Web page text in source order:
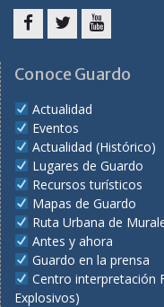
Conoce Guardo
Actualidad
Eventos
Actualidad (Histórico)
Lugares de Guardo
Recursos turísticos
Mapas de Guardo
Ruta Urbana de
Antes y ahora
Guardo en la prensa
Centro interpretación
Explosivos)